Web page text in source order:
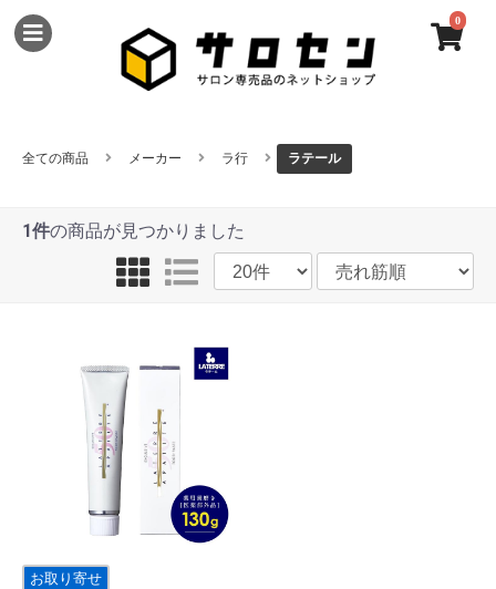
0
全ての商品 メーカー ラ行 ラテール
1件の商品が見つかりました
お取り寄せ